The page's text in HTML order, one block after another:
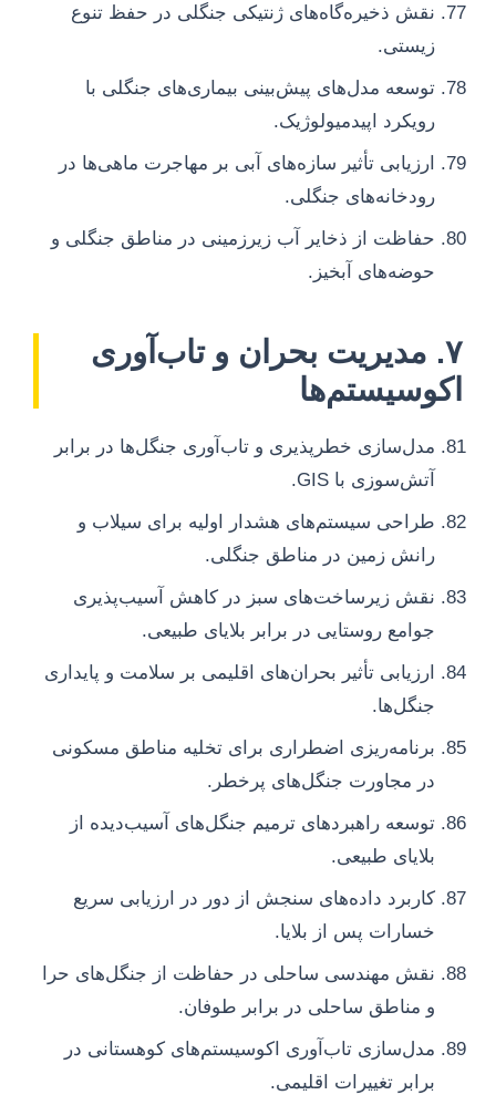
نقش ذخیره‌گاه‌های ژنتیکی جنگلی در حفظ تنوع
زیستی.
توسعه مدل‌های پیش‌بینی بیماری‌های جنگلی با
رویکرد اپیدمیولوژیک.
ارزیابی تأثیر سازه‌های آبی بر مهاجرت ماهی‌ها در
رودخانه‌های جنگلی.
حفاظت از ذخایر آب زیرزمینی در مناطق جنگلی و
حوضه‌های آبخیز.
۷. مدیریت بحران و تاب‌آوری
اکوسیستم‌ها
مدل‌سازی خطرپذیری و تاب‌آوری جنگل‌ها در برابر
آتش‌سوزی با GIS.
طراحی سیستم‌های هشدار اولیه برای سیلاب و
رانش زمین در مناطق جنگلی.
نقش زیرساخت‌های سبز در کاهش آسیب‌پذیری
جوامع روستایی در برابر بلایای طبیعی.
ارزیابی تأثیر بحران‌های اقلیمی بر سلامت و پایداری
جنگل‌ها.
برنامه‌ریزی اضطراری برای تخلیه مناطق مسکونی
در مجاورت جنگل‌های پرخطر.
توسعه راهبردهای ترمیم جنگل‌های آسیب‌دیده از
بلایای طبیعی.
کاربرد داده‌های سنجش از دور در ارزیابی سریع
خسارات پس از بلایا.
نقش مهندسی ساحلی در حفاظت از جنگل‌های حرا
و مناطق ساحلی در برابر طوفان.
مدل‌سازی تاب‌آوری اکوسیستم‌های کوهستانی در
برابر تغییرات اقلیمی.